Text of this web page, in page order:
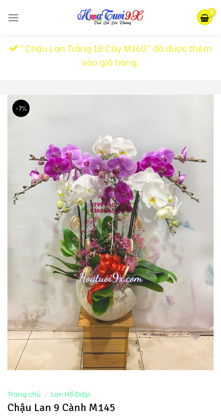
“Chậu Lan Trắng 18 Cây M160” đã được thêm
vào giỏ hàng.
-7%
Trang chủ / Lan Hồ Điệp
Chậu Lan 9 Cành M145